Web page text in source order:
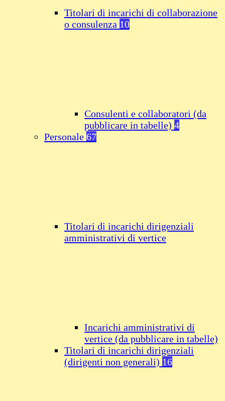
Titolari di incarichi di collaborazione
o consulenza 10
Consulenti e collaboratori (da
pubblicare in tabelle) 4
Personale 67
Titolari di incarichi dirigenziali
amministrativi di vertice
Incarichi amministrativi di
vertice (da pubblicare in tabelle)
Titolari di incarichi dirigenziali
(dirigenti non generali) 16